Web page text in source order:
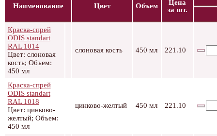
Наименование Цвет Объем
Цена
за шт.
Краска-спрей
ODIS standart
RAL 1014
Цвет: слоновая
кость; Объем:
450 мл
слоновая кость 450 мл 221.10
Краска-спрей
ODIS standart
RAL 1018
Цвет: цинково-
желтый; Объем:
450 мл
цинково-желтый 450 мл 221.10